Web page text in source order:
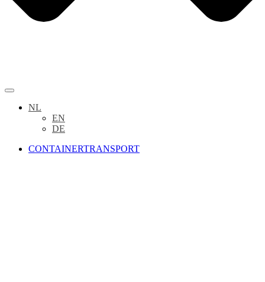
NL
EN
DE
CONTAINERTRANSPORT